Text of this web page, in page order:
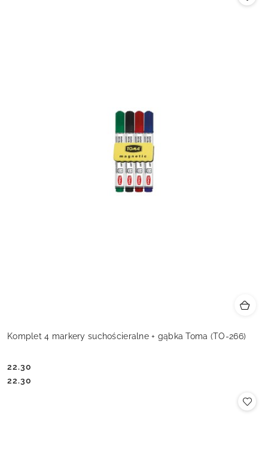
Komplet 4 markery suchościeralne + gąbka Toma (TO-266)
Cena:
22.30
Cena:
22.30